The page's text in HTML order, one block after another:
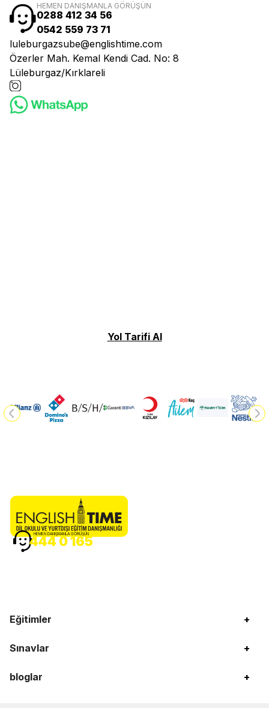
HEMEN DANIŞMANLA GÖRÜŞÜN
0288 412 34 56
0542 559 73 71
luleburgazsube@englishtime.com
Özerler Mah. Kemal Kendi Cad. No: 8
Lüleburgaz/Kırklareli
Yol Tarifi Al
Eğitimler +
Sınavlar +
bloglar +
HEMEN DANIŞMANLA GÖRÜŞÜN
444 0 165